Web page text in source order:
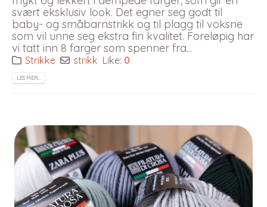
svært eksklusiv look. Det egner seg godt til
baby- og småbarnstrikk og til plagg til voksne
som vil unne seg ekstra fin kvalitet. Foreløpig har
vi tatt inn 8 farger som spenner fra...
Strikke strikk Like: 0
LES MER…